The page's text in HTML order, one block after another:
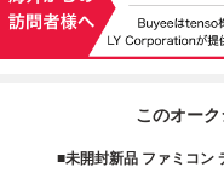
このオー
■未開封新品 ファミコン